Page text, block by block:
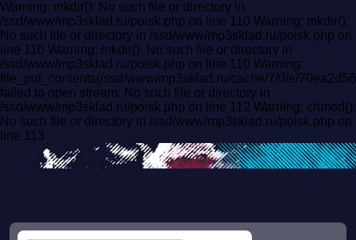
Warning: mkdir(): No such file or directory in
/ssd/www/mp3sklad.ru/poisk.php on line 110 Warning: mkdir():
No such file or directory in /ssd/www/mp3sklad.ru/poisk.php on
line 110 Warning: mkdir(): No such file or directory in
/ssd/www/mp3sklad.ru/poisk.php on line 110 Warning:
file_put_contents(/ssd/www/mp3sklad.ru/cache/7/0/e/
failed to open stream: No such file or directory in
/ssd/www/mp3sklad.ru/poisk.php on line 112 Warning: chmod():
No such file or directory in /ssd/www/mp3sklad.ru/poisk.php on
line 113